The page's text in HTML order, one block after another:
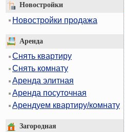
Новостройки
Новостройки продажа
Аренда
Снять квартиру
Снять комнату
Аренда элитная
Аренда посуточная
Арендуем квартиру/комнату
Загородная